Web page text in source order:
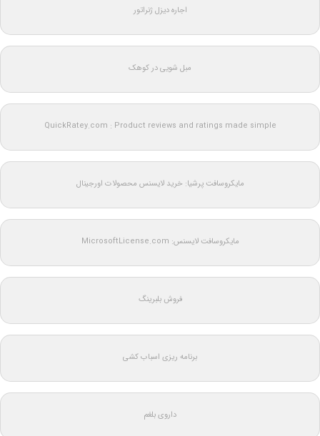
اجاره دیزل ژنراتور
مبل شویی در کوهک
QuickRatey.com : Product reviews and ratings made simple
مایکروسافت پرشیا: خرید لایسنس محصولات اورجینال
مایکروسافت لایسنس: MicrosoftLicense.com
فروش بلبرینگ
برنامه ریزی اسباب کشی
داروی بلغم